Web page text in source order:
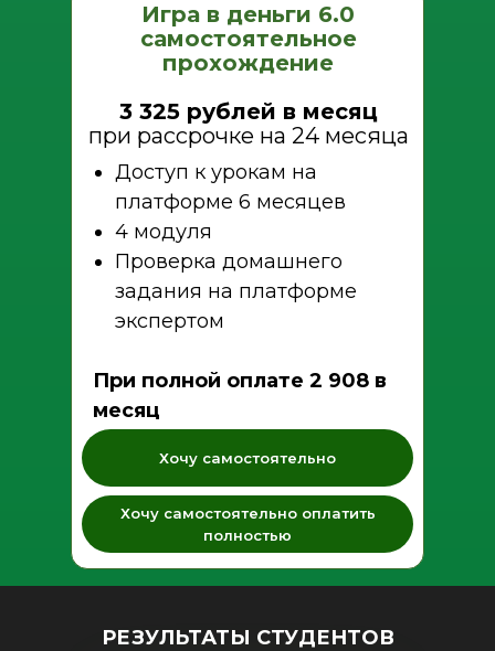
Хочу самостоятельно
Хочу самостоятельно оплатить
полностью
Доступ к урокам на
платформе 6 месяцев
4 модуля
Проверка домашнего
задания на платформе
экспертом
При полной оплате 2 908 в
месяц
Игра в деньги 6.0
самостоятельное
прохождение
3 325 рублей в месяц
при рассрочке на 24 месяца
РЕЗУЛЬТАТЫ СТУДЕНТОВ